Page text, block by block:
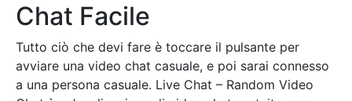
Chat Facile
Tutto ciò che devi fare è toccare il pulsante per
avviare una video chat casuale, e poi sarai connesso
a una persona casuale. Live Chat – Random Video